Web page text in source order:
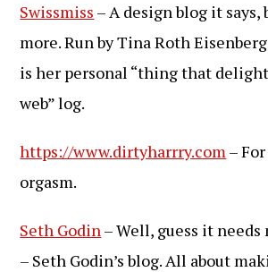
Swissmiss – A design blog it
more. Run by Tina Roth
is her personal “thing that
web” log.
https://www.dirtyharrry.com–
orgasm.
Seth Godin– Well, guess it
– Seth Godin’s blog. All about